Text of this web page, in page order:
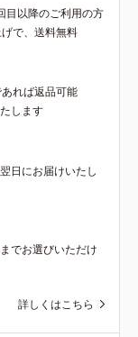
目以降のご利用の方
で、送料無料
れば返品可能
します
日にお届けいたし
でお選びいただけ
詳しくはこちら